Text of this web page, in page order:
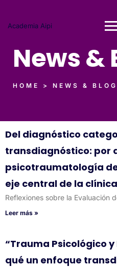
Academia Aipi
News &
HOME > NEWS & BLOG
Del diagnóstico
transdiagnóstico: por
psicotraumatología
eje central de la
Reflexiones sobre la Evaluación
Leer más »
“Trauma Psicológico
qué un enfoque